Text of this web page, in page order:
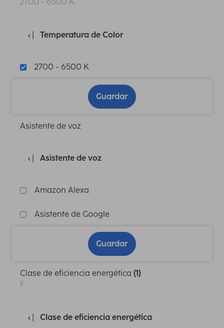
Temperatura de Color
2700 - 6500 K
Guardar
Asistente de voz
Asistente de voz
Amazon Alexa
Asistente de Google
Guardar
Clase de eficiencia energética (1)
F
Clase de eficiencia energética